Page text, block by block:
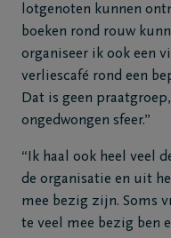
lotgenoten kunnen
boeken rond rouw
organiseer ik ook een
verliescafé rond een
Dat is geen
ongedwongen sfeer.”
“Ik haal ook heel veel
de organisatie en uit
mee bezig zijn. Soms
te veel mee bezig ben